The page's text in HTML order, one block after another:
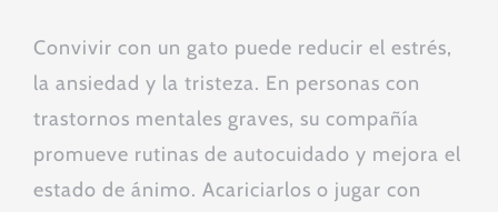
Convivir con un gato puede reducir el estrés,
la ansiedad y la tristeza. En personas con
trastornos mentales graves, su compañía
promueve rutinas de autocuidado y mejora el
estado de ánimo. Acariciarlos o jugar con